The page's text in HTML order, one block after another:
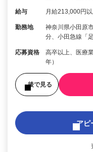
給与 月給213,000円
勤務地
神奈川県小田原
分、小田急線「
応募資格
高卒以上、医療
年）
後で見る
アピ